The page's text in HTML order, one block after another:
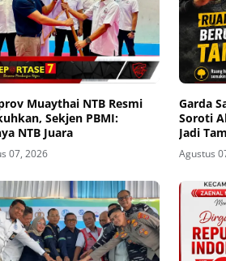
Muaythai NTB Resmi
Sekjen PBMI:
NTB Juara
07, 2026
Garda
Soroti
Jadi
Agustus